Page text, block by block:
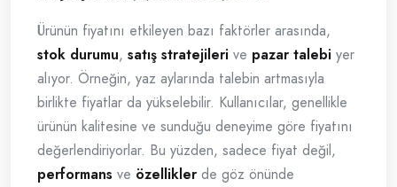
Ürünün fiyatını etkileyen bazı faktörler arasında,
stok durumu, satış stratejileri ve pazar talebi yer
alıyor. Örneğin, yaz aylarında talebin artmasıyla
birlikte fiyatlar da yükselebilir. Kullanıcılar, genellikle
ürünün kalitesine ve sunduğu deneyime göre fiyatını
değerlendiriyorlar. Bu yüzden, sadece fiyat değil,
performans ve özellikler de göz önünde